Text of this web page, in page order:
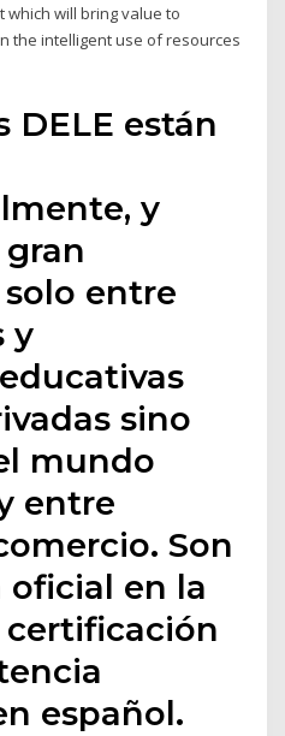
will bring value to
the intelligent use of resources
DELE están
y
entre
y
sino
mundo
entre
Son
en la
español.